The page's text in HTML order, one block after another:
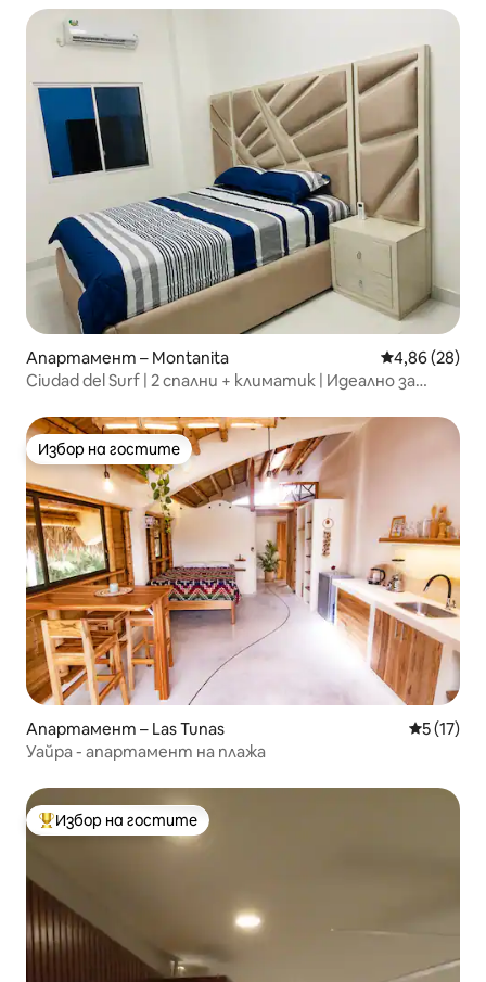
Апартамент – Montanita Средна
4,86 (28)
Ciudad del Surf | 2 спални + климатик | Идеално за
Избор на гостите
Избор на гостите
Апартамент – Las Tunas Средна
5 (17)
Уайра - апартамент на плажа
Най-популярен избор на гостите
Избор на гостите